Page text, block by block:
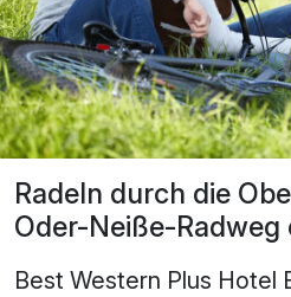
Radeln durch die
Oder-Neiße-Radweg
Best Western Plus Hotel